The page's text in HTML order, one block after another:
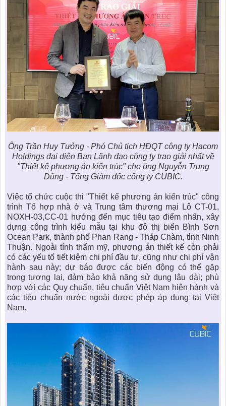
Ông Trần Huy Tưởng - Phó Chủ tịch HĐQT công ty Hacom
Holdings đại diện Ban Lãnh đạo công ty trao giải nhất về
"Thiết kế phương án kiến trúc" cho ông Nguyễn Trung
Dũng - Tổng Giám đốc công ty CUBIC.
Việc tổ chức cuộc thi "Thiết kế phương án kiến trúc" công
trình Tổ hợp nhà ở và Trung tâm thương mại Lô CT-01,
NOXH-03,CC-01 hướng đến mục tiêu tạo điểm nhấn, xây
dựng công trình kiểu mẫu tại
khu đô thị biển Bình Sơn
Ocean Park, thành phố Phan Rang - Tháp Chàm, tỉnh Ninh
Thuận. Ngoài tính thẩm mỹ, phương án thiết kế còn phải
có các yếu tố tiết kiệm chi phí đầu tư, cũng như chi phí vận
hành sau này; dự báo được các biến động có thể gặp
trong tương lai, đảm bảo khả năng sử dụng lâu dài; phù
hợp với các Quy chuẩn, tiêu chuẩn Việt Nam hiện hành và
các tiêu chuẩn nước ngoài được phép áp dụng tại Việt
Nam.